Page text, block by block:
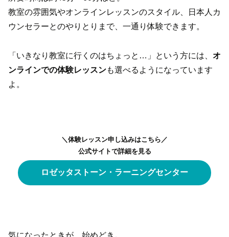
教室の雰囲気やオンラインレッスンのスタイル、日本人カ
ウンセラーとのやりとりまで、一通り体験できます。
「いきなり教室に行くのはちょっと…」という方には、 オ
ンラインでの体験レッスンも選べるようになっています
よ。
＼体験レッスン申し込みはこちら／
公式サイトで詳細を見る
ロゼッタストーン・ラーニングセンター
気になったときが、始めどき。